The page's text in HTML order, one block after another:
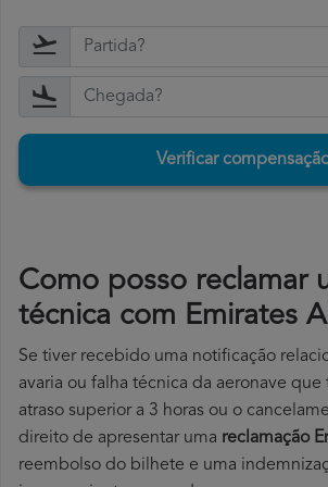
Verificar
Como posso reclamar
técnica com Emirates
Se tiver recebido uma notificação
avaria ou falha técnica da aeronave que
atraso superior a 3 horas ou o
direito de apresentar uma reclamação
reembolso do bilhete e uma